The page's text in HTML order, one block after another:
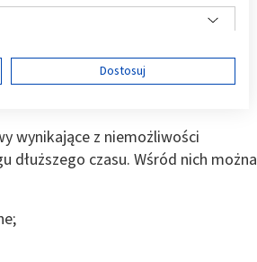
wynikające z niemożliwości
dłuższego czasu. Wśród nich można
Dostosuj